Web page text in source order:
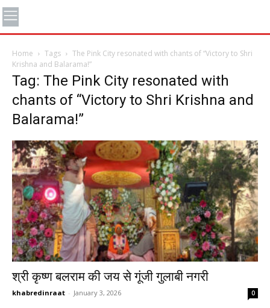
Home Tags
The Pink City resonated with chants of “Victory to Shri
Krishna and Balarama!”
Tag: The Pink City resonated with
chants of “Victory to Shri Krishna and
Balarama!”
श्री कृष्ण बलराम की जय से गूंजी गुलाबी नगरी
khabredinraat - January 3, 2026 0